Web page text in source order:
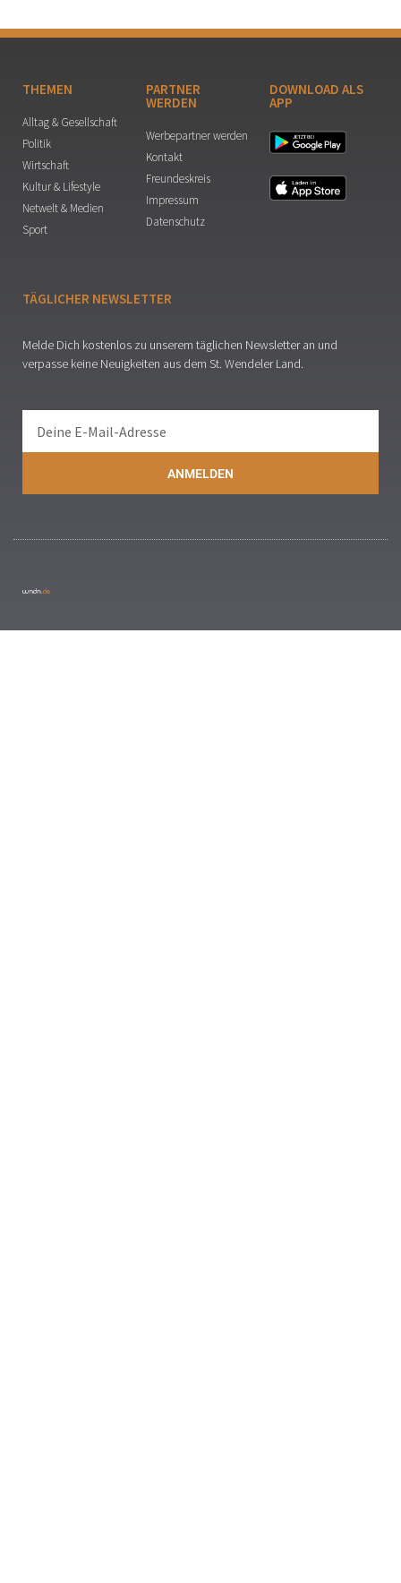
THEMEN
Alltag & Gesellschaft
Politik
Wirtschaft
Kultur & Lifestyle
Netwelt & Medien
Sport
PARTNER
WERDEN
Werbepartner werden
Kontakt
Freundeskreis
Impressum
Datenschutz
DOWNLOAD ALS
APP
TÄGLICHER NEWSLETTER
Melde Dich kostenlos zu unserem täglichen Newsletter an und
verpasse keine Neuigkeiten aus dem St. Wendeler Land.
ANMELDEN